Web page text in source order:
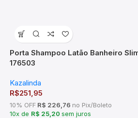
Porta Shampoo Latão Banheiro
176503
Kazalinda
R$251,95
10% OFF R$ 226,76 no Pix/Boleto
10x de R$ 25,20 sem juros